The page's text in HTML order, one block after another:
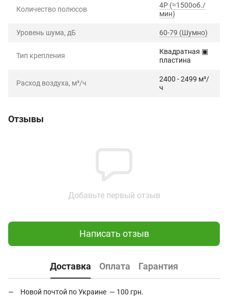
Количество полюсов
4P (≈1500об./
мин)
Уровень шума, дБ 60-79 (Шумно)
Тип крепления
Квадратная ▣
пластина
Расход воздуха, м³/ч
2400 - 2499 м³/
ч
Отзывы
Добавьте первый отзыв
Написать отзыв
Доставка Оплата Гарантия
Новой почтой по Украине — 100 грн.